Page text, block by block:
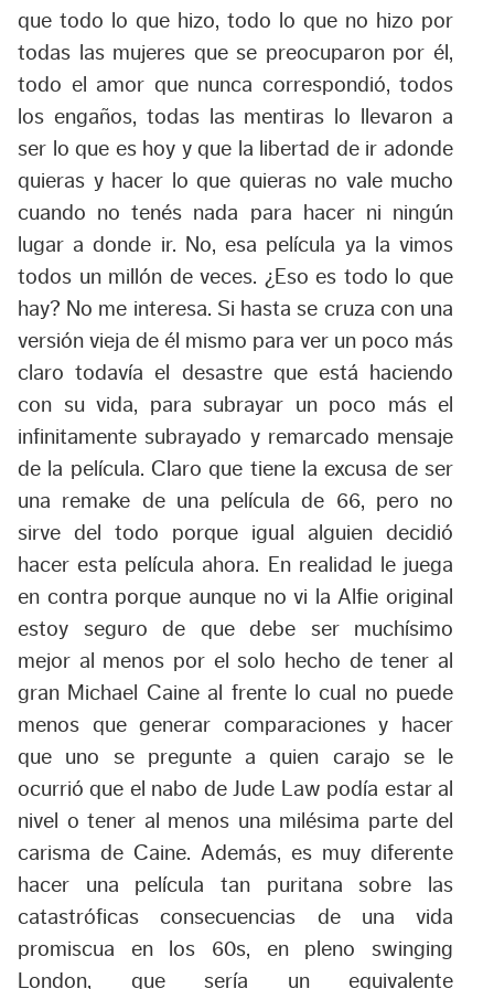
que todo lo que hizo, todo lo que no hizo por
todas las mujeres que se preocuparon por él,
todo el amor que nunca correspondió, todos
los engaños, todas las mentiras lo llevaron a
ser lo que es hoy y que la libertad de ir adonde
quieras y hacer lo que quieras no vale mucho
cuando no tenés nada para hacer ni ningún
lugar a donde ir. No, esa película ya la vimos
todos un millón de veces. ¿Eso es todo lo que
hay? No me interesa. Si hasta se cruza con una
versión vieja de él mismo para ver un poco más
claro todavía el desastre que está haciendo
con su vida, para subrayar un poco más el
infinitamente subrayado y remarcado mensaje
de la película. Claro que tiene la excusa de ser
una remake de una película de 66, pero no
sirve del todo porque igual alguien decidió
haceresta película ahora. En realidad le juega
en contra porque aunque no vi la Alfie original
estoy seguro de que debe ser muchísimo
mejor al menos por el solo hecho de tener al
gran Michael Caine al frente lo cual no puede
menos que generar comparaciones y hacer
que uno se pregunte a quien carajo se le
ocurrió que el nabo de Jude Law podía estar al
nivel o tener al menos una milésima parte del
carisma de Caine. Además, es muy diferente
hacer una película tan puritana sobre las
catastróficas consecuencias de una vida
promiscua en los 60s, en pleno swinging
London, que sería un equivalente